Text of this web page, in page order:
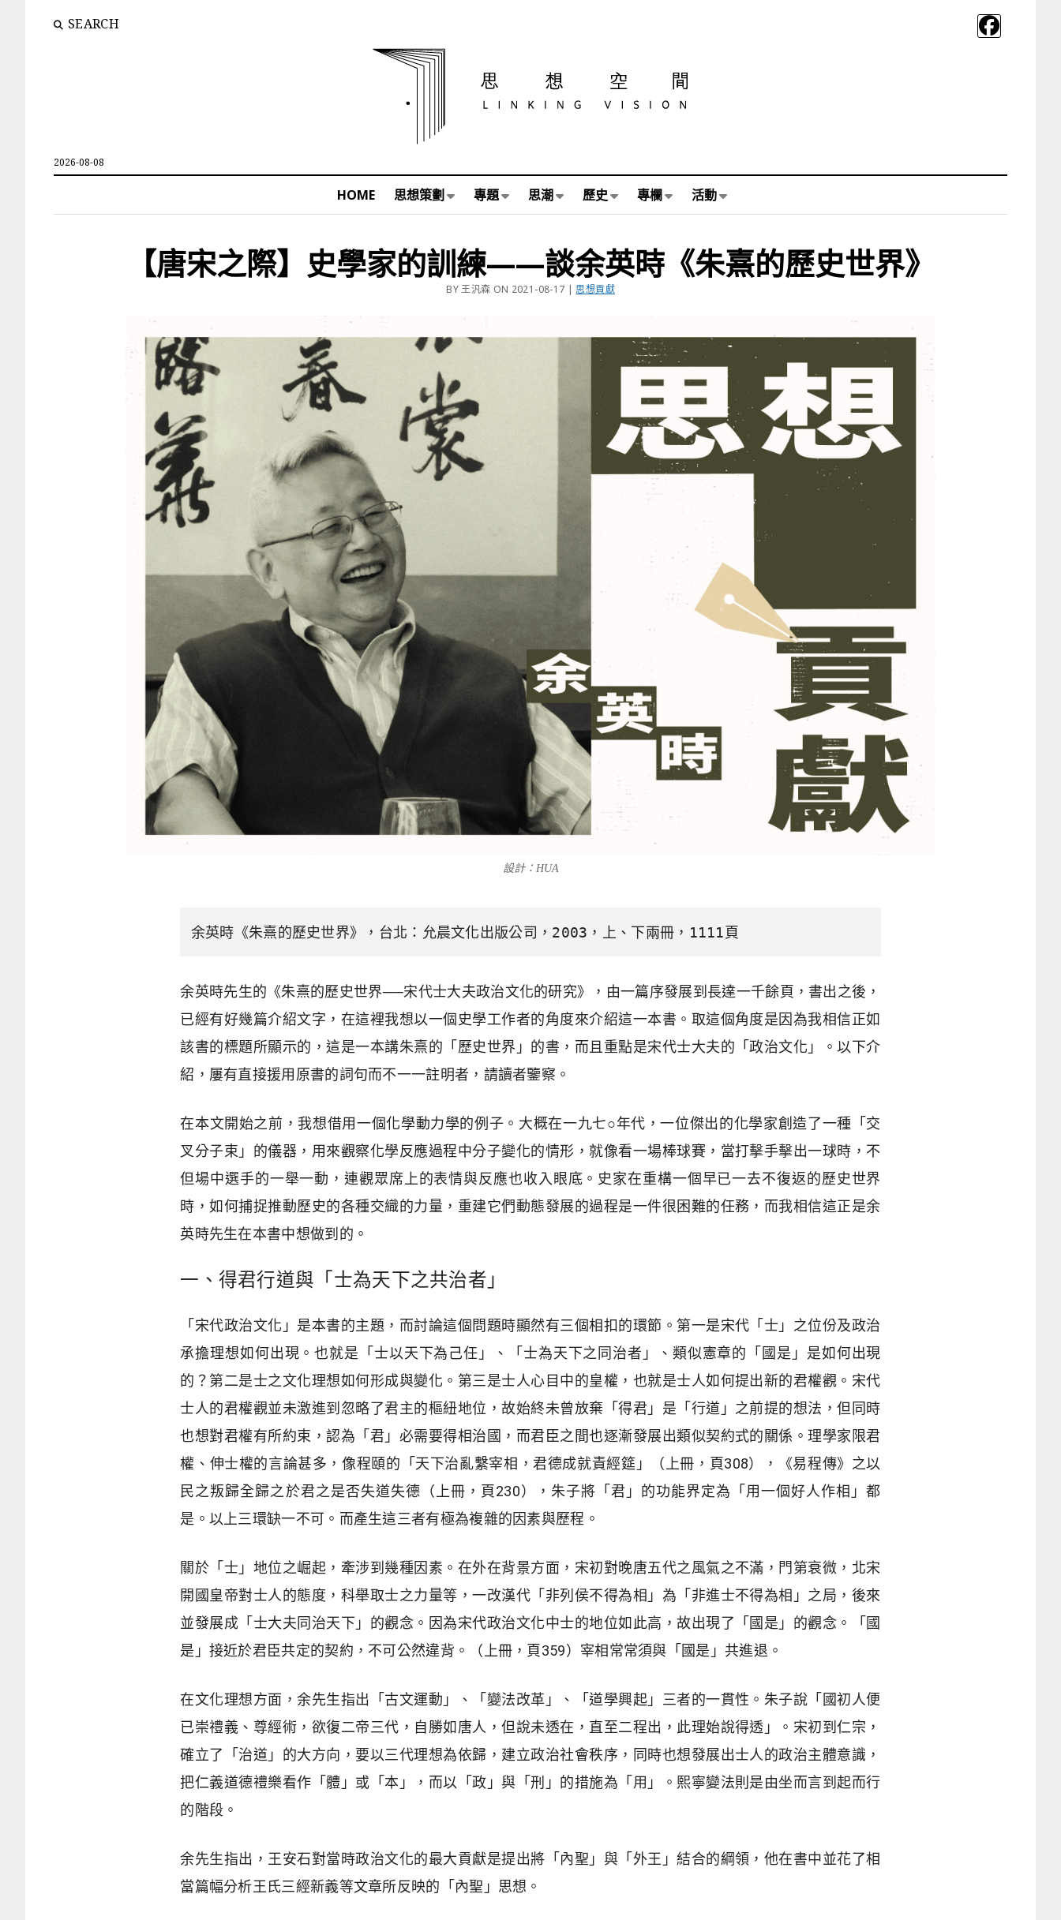
SEARCH
2026-08-08
HOME 思想策劃 專題 思潮 歷史 專欄 活動
【唐宋之際】史學家的訓練——談余英時《朱熹的歷史世界》
BY 王汎森 ON 2021-08-17 |思想貢獻
設計：HUA
余英時《朱熹的歷史世界》，台北：允晨文化出版公司，2003，上、下兩冊，1111頁
余英時先生的《朱熹的歷史世界──宋代士大夫政治文化的研究》，由一篇序發展到長達一千餘頁，書出之後，
已經有好幾篇介紹文字，在這裡我想以一個史學工作者的角度來介紹這一本書。取這個角度是因為我相信正如
該書的標題所顯示的，這是一本講朱熹的「歷史世界」的書，而且重點是宋代士大夫的「政治文化」。以下介
紹，屢有直接援用原書的詞句而不一一註明者，請讀者鑒察。
在本文開始之前，我想借用一個化學動力學的例子。大概在一九七○年代，一位傑出的化學家創造了一種「交
叉分子束」的儀器，用來觀察化學反應過程中分子變化的情形，就像看一場棒球賽，當打擊手擊出一球時，不
但場中選手的一舉一動，連觀眾席上的表情與反應也收入眼底。史家在重構一個早已一去不復返的歷史世界
時，如何捕捉推動歷史的各種交織的力量，重建它們動態發展的過程是一件很困難的任務，而我相信這正是余
英時先生在本書中想做到的。
一、得君行道與「士為天下之共治者」
「宋代政治文化」是本書的主題，而討論這個問題時顯然有三個相扣的環節。第一是宋代「士」之位份及政治
承擔理想如何出現。也就是「士以天下為己任」、「士為天下之同治者」、類似憲章的「國是」是如何出現
的？第二是士之文化理想如何形成與變化。第三是士人心目中的皇權，也就是士人如何提出新的君權觀。宋代
士人的君權觀並未激進到忽略了君主的樞紐地位，故始終未曾放棄「得君」是「行道」之前提的想法，但同時
也想對君權有所約束，認為「君」必需要得相治國，而君臣之間也逐漸發展出類似契約式的關係。理學家限君
權、伸士權的言論甚多，像程頤的「天下治亂繫宰相，君德成就責經筵」（上冊，頁308），《易程傳》之以
民之叛歸全歸之於君之是否失道失德（上冊，頁230），朱子將「君」的功能界定為「用一個好人作相」都
是。以上三環缺一不可。而產生這三者有極為複雜的因素與歷程。
關於「士」地位之崛起，牽涉到幾種因素。在外在背景方面，宋初對晚唐五代之風氣之不滿，門第衰微，北宋
開國皇帝對士人的態度，科舉取士之力量等，一改漢代「非列侯不得為相」為「非進士不得為相」之局，後來
並發展成「士大夫同治天下」的觀念。因為宋代政治文化中士的地位如此高，故出現了「國是」的觀念。「國
是」接近於君臣共定的契約，不可公然違背。（上冊，頁359）宰相常常須與「國是」共進退。
在文化理想方面，余先生指出「古文運動」、「變法改革」、「道學興起」三者的一貫性。朱子說「國初人便
已崇禮義、尊經術，欲復二帝三代，自勝如唐人，但說未透在，直至二程出，此理始說得透」。宋初到仁宗，
確立了「治道」的大方向，要以三代理想為依歸，建立政治社會秩序，同時也想發展出士人的政治主體意識，
把仁義道德禮樂看作「體」或「本」，而以「政」與「刑」的措施為「用」。熙寧變法則是由坐而言到起而行
的階段。
余先生指出，王安石對當時政治文化的最大貢獻是提出將「內聖」與「外王」結合的綱領，他在書中並花了相
當篇幅分析王氏三經新義等文章所反映的「內聖」思想。